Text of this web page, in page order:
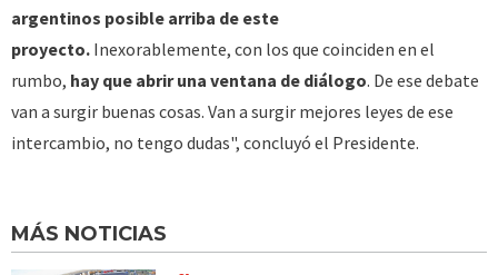
argentinos posible arriba de este
proyecto. Inexorablemente, con los que coinciden en el
rumbo, hay que abrir una ventana de diálogo. De ese debate
van a surgir buenas cosas. Van a surgir mejores leyes de ese
intercambio, no tengo dudas", concluyó el Presidente.
MÁS NOTICIAS